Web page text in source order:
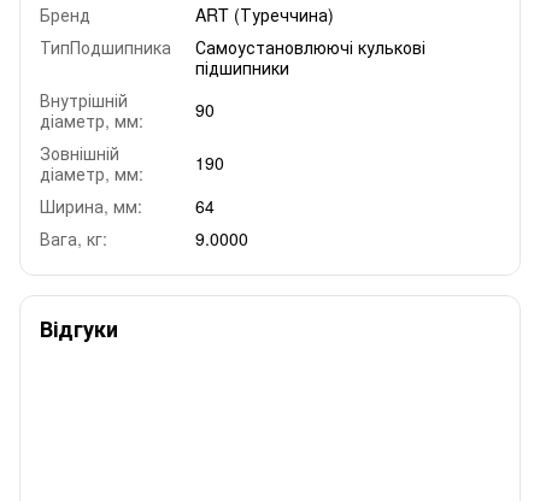
Бренд
ART (Туреччина)
ТипПодшипника
Самоустановлюючі кулькові
підшипники
Внутрішній
діаметр, мм:
90
Зовнішній
діаметр, мм:
190
Ширина, мм:
64
Вага, кг:
9.0000
Відгуки